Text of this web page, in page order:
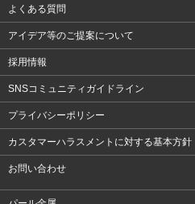
よくある質問
アイデア等のご提案について
採用情報
SNSコミュニティガイドライン
プライバシーポリシー
カスタマーハラスメントに対する基本方針
お問い合わせ